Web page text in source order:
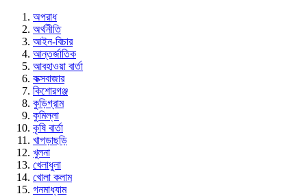
অপরাধ
অর্থনীতি
আইন-বিচার
আন্তর্জাতিক
আবহাওয়া বার্তা
কক্সবাজার
কিশোরগঞ্জ
কুড়িগ্রাম
কুমিল্লা
কৃষি বার্তা
খাগড়াছড়ি
খুলনা
খেলাধুলা
খোলা কলাম
গনমাধ্যাম